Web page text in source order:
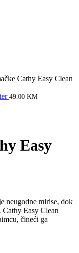
Cathy Easy Clean
49.00 KM
Easy
neugodne mirise, dok
Cathy Easy Clean
čineći ga